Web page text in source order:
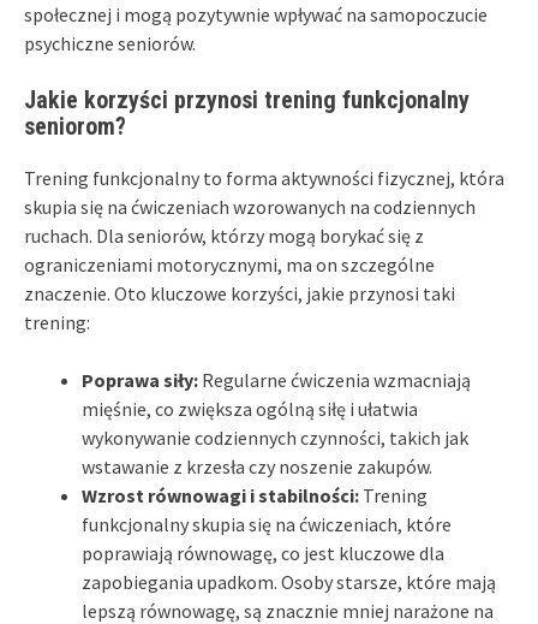
społecznej i mogą pozytywnie wpływać na samopoczucie
psychiczne seniorów.
Jakie korzyści przynosi trening funkcjonalny
seniorom?
Trening funkcjonalny to forma aktywności fizycznej, która
skupia się na ćwiczeniach wzorowanych na codziennych
ruchach. Dla seniorów, którzy mogą borykać się z
ograniczeniami motorycznymi, ma on szczególne
znaczenie. Oto kluczowe korzyści, jakie przynosi taki
trening:
Poprawa siły: Regularne ćwiczenia wzmacniają
mięśnie, co zwiększa ogólną siłę i ułatwia
wykonywanie codziennych czynności, takich jak
wstawanie z krzesła czy noszenie zakupów.
Wzrost równowagi i stabilności: Trening
funkcjonalny skupia się na ćwiczeniach, które
poprawiają równowagę, co jest kluczowe dla
zapobiegania upadkom. Osoby starsze, które mają
lepszą równowagę, są znacznie mniej narażone na